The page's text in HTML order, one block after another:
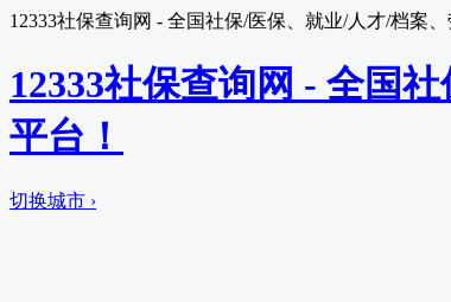
12333社保查询网 - 全国社保/医保、就业/人才/档案
12333社保查询网 - 全国
平台！
切换城市 ›